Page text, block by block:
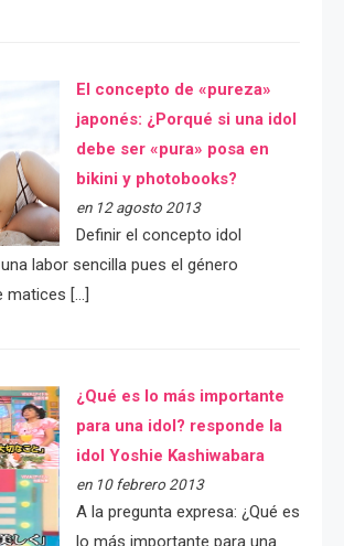
El concepto de «pureza»
japonés: ¿Porqué si una idol
debe ser «pura» posa en
bikini y photobooks?
en 12 agosto 2013
Definir el concepto idol
labor sencilla pues el género
matices […]
¿Qué es lo más importante
para una idol? responde la
idol Yoshie Kashiwabara
en 10 febrero 2013
A la pregunta expresa: ¿Qué es
lo más importante para una